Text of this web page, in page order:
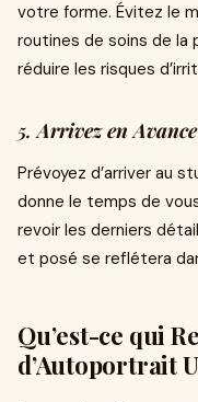
votre forme. Évitez le
routines de soins de la
réduire les risques
5.Arrivez en Avance
Prévoyez d’arriver au
donne le temps de
revoir les derniers
et posé se reflétera
Qu’est-ce qui
d’Autoportrait